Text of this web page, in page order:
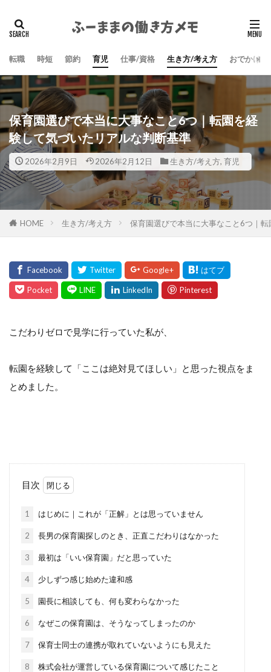
転職 時短 節約 育児 仕事/資格 生き方/考え方 おでかけ/
保育園選びで本当に大事なこと6つ｜転園を経
験して気づいたリアルな判断基準
2026年2月9日 2026年2月12日 生き方/考え方, 育児
HOME 生き方/考え方 保育園選びで本当に大事なこと6つ｜
こだわりゼロで見学に行っていた私が、
転園を経験して「ここは絶対見てほしい」と思った視点をま
とめました。
目次
1 はじめに｜これが「正解」とは思っていません
2 長男の保育園探しのとき、正直こだわりはなかった
3 最初は「いい保育園」だと思っていた
4 少しずつ感じ始めた違和感
5 園長に相談しても、何も変わらなかった
6 なぜこの保育園は、そうなってしまったのか
7 保育士同士の連携が取れていないようにも見えた
8 株式会社が運営している保育園について感じたこと